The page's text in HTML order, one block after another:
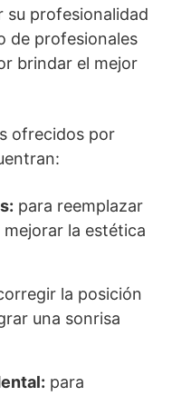
su profesionalidad
de profesionales
brindar el mejor
ofrecidos por
para reemplazar
la estética
la posición
una sonrisa
para